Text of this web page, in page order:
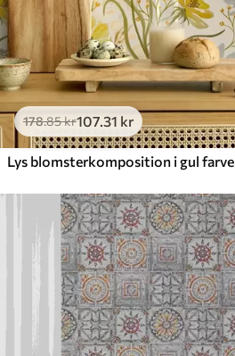
Premium
448 .33 269.00kr/m²
Premium vinyl
516.67310.00kr/m²
178.85kr107.31 kr
Lys blomsterkomposition i gul farve